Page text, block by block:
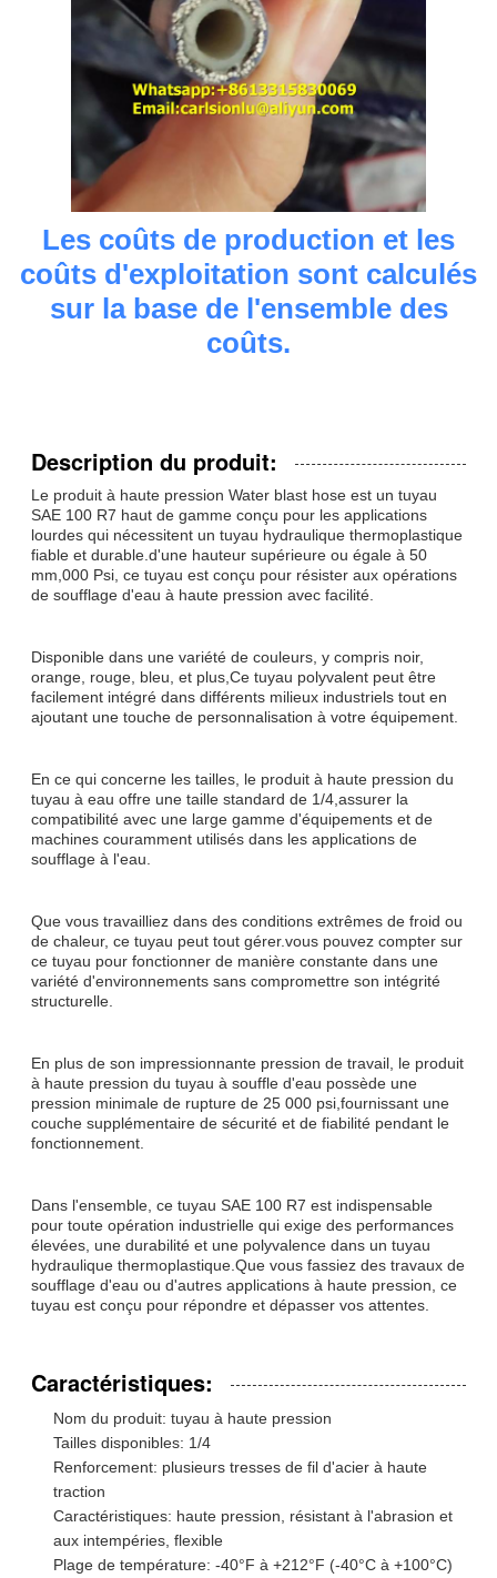
Les coûts de production et les
coûts d'exploitation sont calculés
sur la base de l'ensemble des
coûts.
Description du produit:
Le produit à haute pression Water blast hose est un tuyau
SAE 100 R7 haut de gamme conçu pour les applications
lourdes qui nécessitent un tuyau hydraulique thermoplastique
fiable et durable.d'une hauteur supérieure ou égale à 50
mm,000 Psi, ce tuyau est conçu pour résister aux opérations
de soufflage d'eau à haute pression avec facilité.
Disponible dans une variété de couleurs, y compris noir,
orange, rouge, bleu, et plus,Ce tuyau polyvalent peut être
facilement intégré dans différents milieux industriels tout en
ajoutant une touche de personnalisation à votre équipement.
En ce qui concerne les tailles, le produit à haute pression du
tuyau à eau offre une taille standard de 1/4,assurer la
compatibilité avec une large gamme d'équipements et de
machines couramment utilisés dans les applications de
soufflage à l'eau.
Que vous travailliez dans des conditions extrêmes de froid ou
de chaleur, ce tuyau peut tout gérer.vous pouvez compter sur
ce tuyau pour fonctionner de manière constante dans une
variété d'environnements sans compromettre son intégrité
structurelle.
En plus de son impressionnante pression de travail, le produit
à haute pression du tuyau à souffle d'eau possède une
pression minimale de rupture de 25 000 psi,fournissant une
couche supplémentaire de sécurité et de fiabilité pendant le
fonctionnement.
Dans l'ensemble, ce tuyau SAE 100 R7 est indispensable
pour toute opération industrielle qui exige des performances
élevées, une durabilité et une polyvalence dans un tuyau
hydraulique thermoplastique.Que vous fassiez des travaux de
soufflage d'eau ou d'autres applications à haute pression, ce
tuyau est conçu pour répondre et dépasser vos attentes.
Caractéristiques:
Nom du produit: tuyau à haute pression
Tailles disponibles: 1/4
Renforcement: plusieurs tresses de fil d'acier à haute
traction
Caractéristiques: haute pression, résistant à l'abrasion et
aux intempéries, flexible
Plage de température: -40°F à +212°F (-40°C à +100°C)